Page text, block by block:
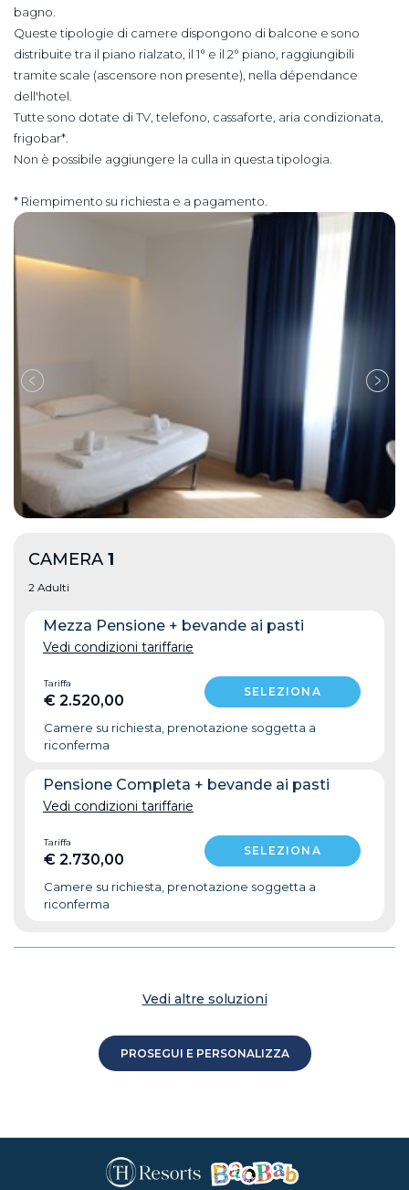
bagno.
Queste tipologie di camere dispongono di balcone e sono
distribuite tra il piano rialzato, il 1° e il 2° piano, raggiungibili
tramite scale (ascensore non presente), nella dépendance
dell'hotel.
​Tutte sono dotate di TV, telefono, cassaforte, aria condizionata,
frigobar*.
Non è possibile aggiungere la culla in questa tipologia.
* Riempimento su richiesta e a pagamento.
CAMERA 1
2 Adulti
Mezza Pensione + bevande ai pasti
Vedi condizioni tariffarie
Tariffa
€ 2.520,00
Camere su richiesta, prenotazione soggetta a
riconferma
Pensione Completa + bevande ai pasti
Vedi condizioni tariffarie
Tariffa
€ 2.730,00
Camere su richiesta, prenotazione soggetta a
riconferma
Vedi altre soluzioni
PROSEGUI E PERSONALIZZA